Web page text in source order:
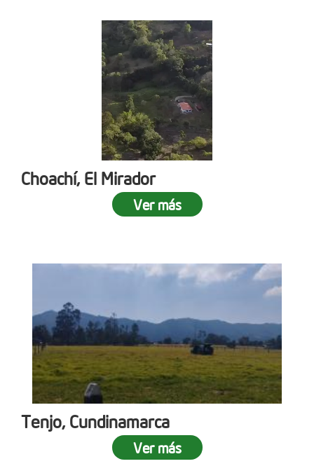
Choachí, El Mirador
Ver más
Tenjo, Cundinamarca
Ver más